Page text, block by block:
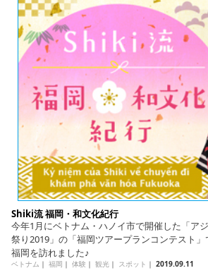
Shiki流 福岡・和文化紀行
今年1月にベトナム・ハノイ市で開催した「ア
祭り2019」の「福岡ツアープランコンテスト
福岡を訪れました♪
ベトナム ｜ 福岡 ｜ 体験 ｜ 観光｜ スポット ｜ 2019.09.11